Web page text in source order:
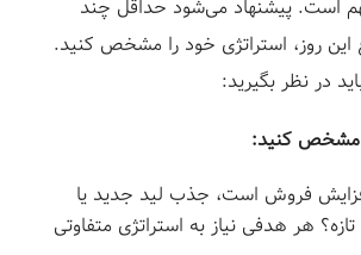
است. پیشنهاد می‌شود حداقل چند
روز، استراتژی خود را مشخص کنید.
در نظر بگیرید:
مشخص کنید:
فروش است، جذب لید جدید یا
هر هدفی نیاز به استراتژی متفاوتی